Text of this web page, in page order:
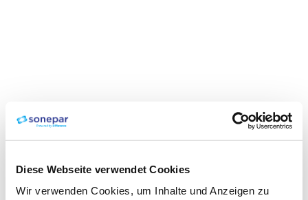
Diese Webseite verwendet Cookies
Wir verwenden Cookies, um Inhalte und Anzeigen zu